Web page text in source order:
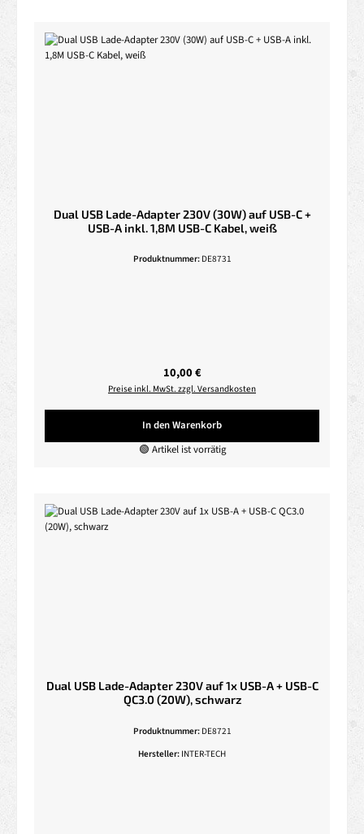
Dual USB Lade-Adapter 230V (30W) auf USB-C +
USB-A inkl. 1,8M USB-C Kabel, weiß
Produktnummer: DE8731
Regulärer Preis:
10,00 €
Preise inkl. MwSt. zzgl. Versandkosten
In den Warenkorb
🟢 Artikel ist vorrätig
Dual USB Lade-Adapter 230V auf 1x USB-A + USB-C
QC3.0 (20W), schwarz
Produktnummer: DE8721
Hersteller: INTER-TECH